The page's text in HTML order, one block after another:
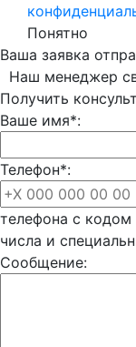
Понятно
Ваша заявка
Наш менеджер
Получить
Ваше имя*:
Телефон*:
телефона с
числа и
Сообщение: